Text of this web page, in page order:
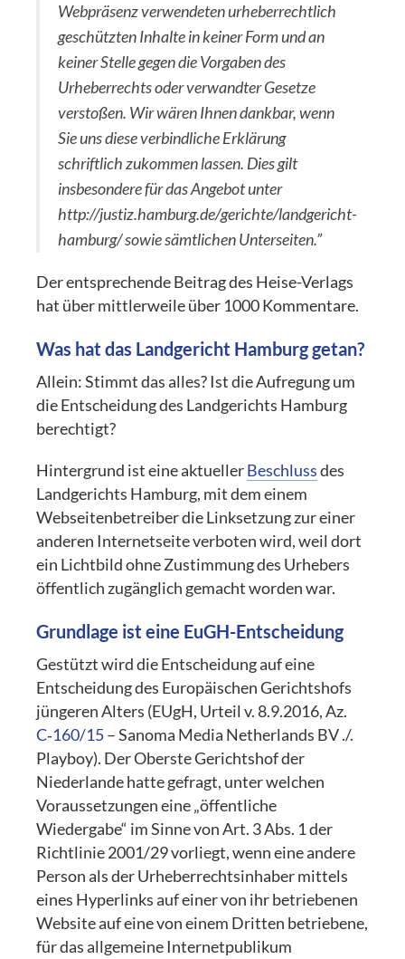
Webpräsenz verwendeten urheberrechtlich
geschützten Inhalte in keiner Form und an
keiner Stelle gegen die Vorgaben des
Urheberrechts oder verwandter Gesetze
verstoßen. Wir wären Ihnen dankbar, wenn
Sie uns diese verbindliche Erklärung
schriftlich zukommen lassen. Dies gilt
insbesondere für das Angebot unter
http://justiz.hamburg.de/gerichte/landgericht-
hamburg/ sowie sämtlichen Unterseiten.”
Der entsprechende Beitrag des Heise-Verlags
hat über mittlerweile über 1000 Kommentare.
Was hat das Landgericht Hamburg getan?
Allein: Stimmt das alles? Ist die Aufregung um
die Entscheidung des Landgerichts Hamburg
berechtigt?
Hintergrund ist eine aktuellerBeschlussdes
Landgerichts Hamburg, mit dem einem
Webseitenbetreiber die Linksetzung zur einer
anderen Internetseite verboten wird, weil dort
ein Lichtbild ohne Zustimmung des Urhebers
öffentlich zugänglich gemacht worden war.
Grundlage ist eine EuGH-Entscheidung
Gestützt wird die Entscheidung auf eine
Entscheidung des Europäischen Gerichtshofs
jüngeren Alters (EUgH, Urteil v. 8.9.2016, Az.
C‑160/15– Sanoma Media Netherlands BV ./.
Playboy). Der Oberste Gerichtshof der
Niederlande hatte gefragt, unter welchen
Voraussetzungen eine „öffentliche
Wiedergabe“ im Sinne von Art. 3 Abs. 1 der
Richtlinie 2001/29 vorliegt, wenn eine andere
Person als der Urheberrechtsinhaber mittels
eines Hyperlinks auf einer von ihr betriebenen
Website auf eine von einem Dritten betriebene,
für das allgemeine Internetpublikum